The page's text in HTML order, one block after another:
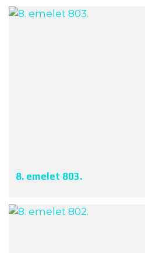
8. emelet 803.